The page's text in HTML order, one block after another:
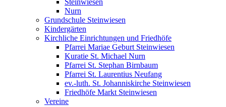
Steinwiesen
Nurn
Grundschule Steinwiesen
Kindergärten
Kirchliche Einrichtungen und Friedhöfe
Pfarrei Mariae Geburt Steinwiesen
Kuratie St. Michael Nurn
Pfarrei St. Stephan Birnbaum
Pfarrei St. Laurentius Neufang
ev.-luth. St. Johanniskirche Steinwiesen
Friedhöfe Markt Steinwiesen
Vereine